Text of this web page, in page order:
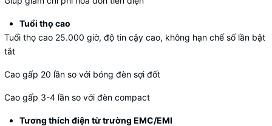
Tuổi thọ cao
Tuổi thọ cao 25.000 giờ, độ tin cậy cao, không hạn chế số lần bật
tắt
Cao gấp 20 lần so với bóng đèn sợi đốt
Cao gấp 3-4 lần so với đèn compact
Tương thích điện từ trường EMC/EMI